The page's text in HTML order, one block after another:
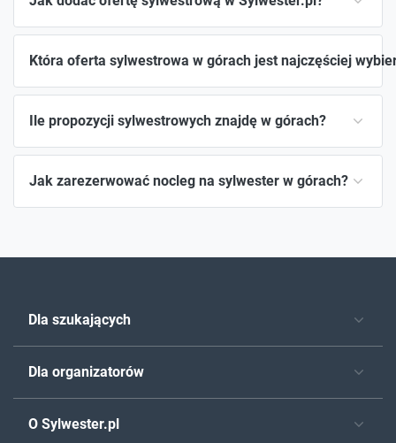
Która oferta sylwestrowa w górach jest najczęściej
Ile propozycji sylwestrowych znajdę w górach?
Jak zarezerwować nocleg na sylwester w górach?
Dla szukających
Dla organizatorów
O Sylwester.pl